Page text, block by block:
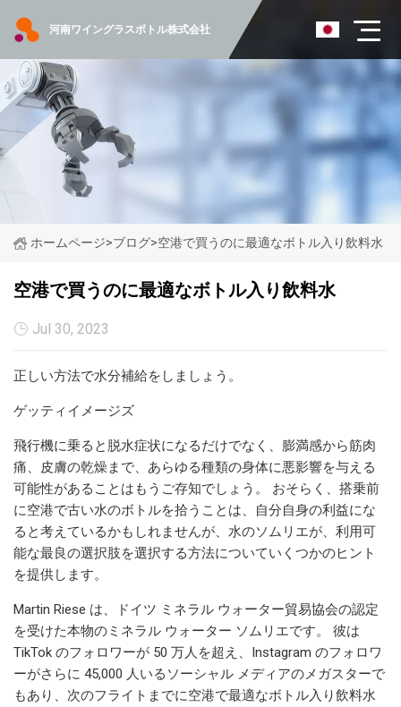
河南ワイングラスボトル株式会社
ホームページ>ブログ>空港で買うのに最適なボトル入り飲料水
空港で買うのに最適なボトル入り飲料水
Jul 30, 2023
正しい方法で水分補給をしましょう。
ゲッティイメージズ
飛行機に乗ると脱水症状になるだけでなく、膨満感から筋肉
痛、皮膚の乾燥まで、あらゆる種類の身体に悪影響を与える
可能性があることはもうご存知でしょう。 おそらく、搭乗前
に空港で古い水のボトルを拾うことは、自分自身の利益にな
ると考えているかもしれませんが、水のソムリエが、利用可
能な最良の選択肢を選択する方法についていくつかのヒント
を提供します。
Martin Riese は、ドイツ ミネラル ウォーター貿易協会の認定
を受けた本物のミネラル ウォーター ソムリエです。 彼は
TikTok のフォロワーが 50 万人を超え、Instagram のフォロワ
ーがさらに 45,000 人いるソーシャル メディアのメガスターで
もあり、次のフライトまでに空港で最適なボトル入り飲料水